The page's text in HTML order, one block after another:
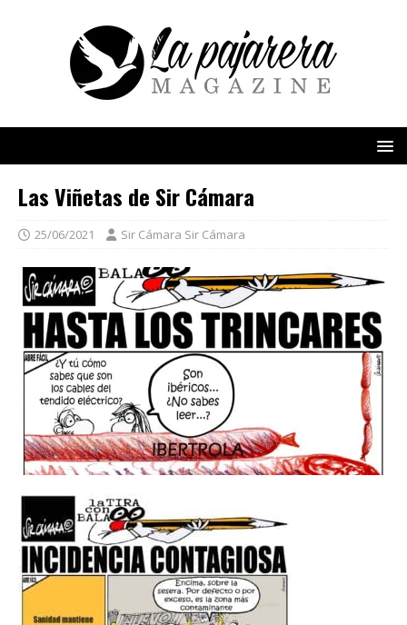
Las Viñetas de Sir Cámara
25/06/2021 Sir Cámara Sir Cámara